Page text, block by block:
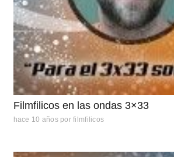
Filmfilicos en las ondas 3×33
hace 10 años por filmfilicos